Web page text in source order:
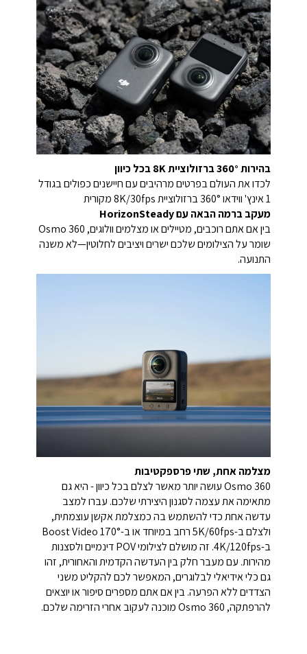
בהירות 360° ברזולוציית 8K בכל כיוון
לכדו את העולם בפרטים מרהיבים עם חיישנים כפולים בגודל
1 אינץ' ווידאו 360° ברזולוציית 8K/30fps מקורית
מעקב ברמה הבאה עם HorizonSteady
בין אם אתם רוכבים, מטיילים או מצלמים וולוגים, Osmo 360
שומר על הצילומים שלכם ישרים ויציבים לחלוטין—לא משנה
התנועה.
מצלמה אחת, שתי פרספקטיבות
Osmo 360 עושה יותר מאשר לצלם בכל כיוון - היא גם
מתאימה את עצמה לסגנון היצירתי שלכם. עברו למצב
עדשה אחת כדי להשתמש בה כמצלמת אקשן עוצמתית,
ולצלם ב-5K/60fps רחב במיוחד או ב-170° Boost Video
ב-4K/120fps. זה מושלם לצילומי POV דינמיים ולסצנות
מהירות. עם מעבר חלק בין העדשה הקדמית והאחורית, זהו
גם כלי אידיאלי לבלוגרים, המאפשר לכם להקליט משני
הצדדים ללא הפרעה. בין אם אתם מספרים סיפור או יוצאים
להרפתקה, Osmo 360 מוכנה לעקוב אחרי הזרימה שלכם.